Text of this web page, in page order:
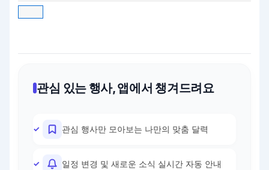
관심 있는 행사, 앱에서 챙겨드려요
관심 행사만 모아보는 나만의 맞춤 달력
일정 변경 및 새로운 소식 실시간 자동 안내